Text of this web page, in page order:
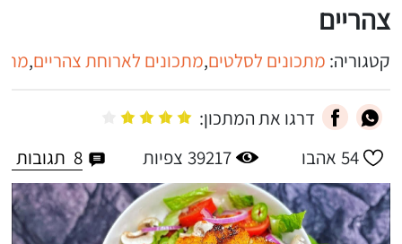
צהריים
קטגוריה: מתכונים לסלטים,מתכונים לארוחת צהריים,
דרגו את המתכון:
54 אהבו 39217 צפיות 8 תגובות